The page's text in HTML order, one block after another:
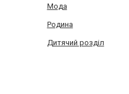
Мода
Родина
Дитячий розділ